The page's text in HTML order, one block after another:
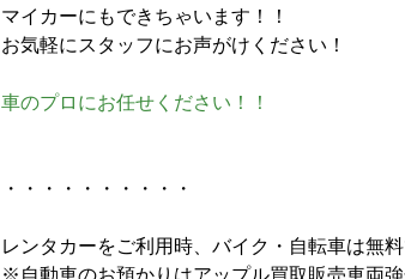
マイカーにもできちゃいます！！
お気軽にスタッフにお声がけください！
車のプロにお任せください！！
・・・・・・・・・・
レンタカーをご利用時、バイク・自転車は無